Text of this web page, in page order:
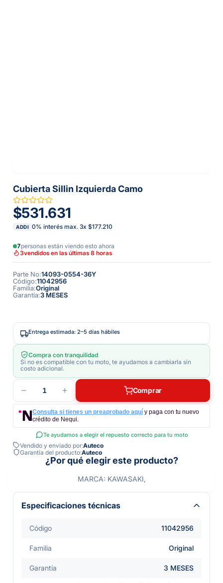
Cubierta Sillin Izquierda Camo
$531.631
ADDI 0% interés max. 3x $177.210
7personas están viendo esto ahora
3vendidos en las últimas 8 horas
Parte No:14093-0554-36Y
Código:11042956
Familia:Original
Garantía:3 MESES
Entrega estimada: 2–5 días hábiles
Compra con tranquilidad
Si no es compatible con tu moto, te ayudamos a cambiarla sin
costo adicional.
1 Comprar
Consulta si tienes un preaprobado aquí y paga con tu nuevo
crédito de Nequi.
Te ayudamos a elegir el repuesto correcto para tu moto
Vendido y enviado por:Auteco
Garantía del producto:Auteco
¿Por qué elegir este producto?
MARCA: KAWASAKI,
Especificaciones técnicas
Código 11042956
Familia Original
Garantía 3 MESES